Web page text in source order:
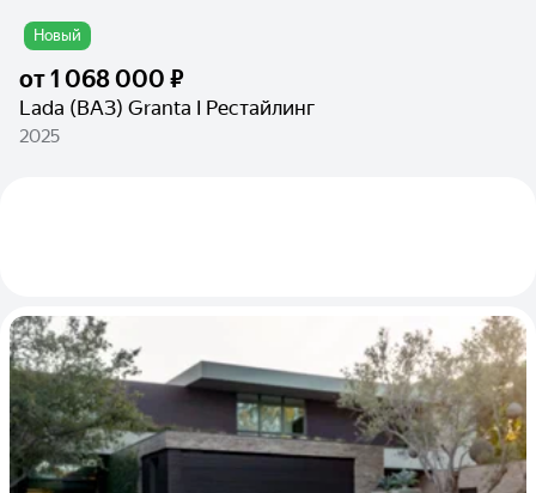
Новый
от1 068 000 ₽
Lada (ВАЗ) Granta I Рестайлинг
2025